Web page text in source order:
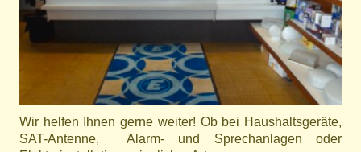
Wir helfen Ihnen gerne weiter! Ob bei Haushaltsgeräte,
SAT-Antenne, Alarm- und Sprechanlagen oder